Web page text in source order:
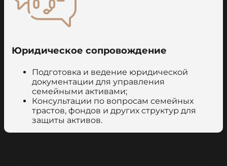
Юридическое сопровождение
Подготовка и ведение юридической
документации для управления
семейными активами;
Консультации по вопросам семейных
трастов, фондов и других структур для
защиты активов.